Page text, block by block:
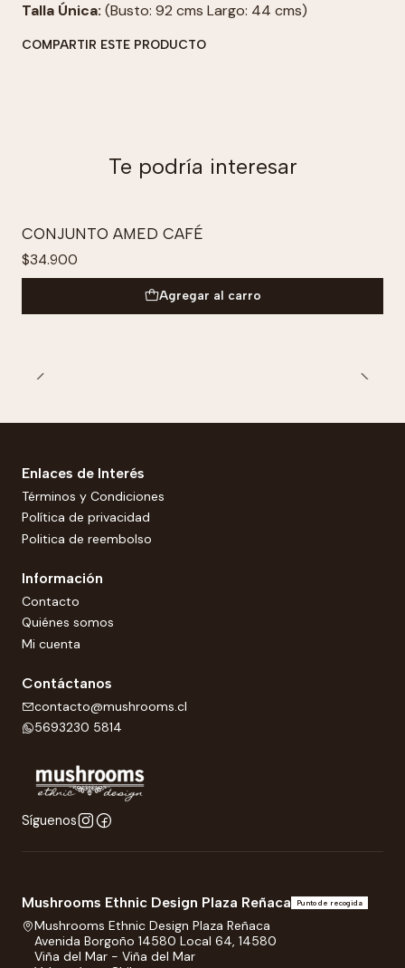
Talla Única: (Busto: 92 cms Largo: 44 cms)
COMPARTIR ESTE PRODUCTO
Te podría interesar
CONJUNTO AMED CAFÉ
$34.900
Agregar al carro
Enlaces de Interés
Términos y Condiciones
Política de privacidad
Politica de reembolso
Información
Contacto
Quiénes somos
Mi cuenta
Contáctanos
contacto@mushrooms.cl
5693230 5814
Síguenos
Mushrooms Ethnic Design Plaza Reñaca Punto de recogida
Mushrooms Ethnic Design Plaza Reñaca
Avenida Borgoño 14580 Local 64, 14580
Viña del Mar - Viña del Mar